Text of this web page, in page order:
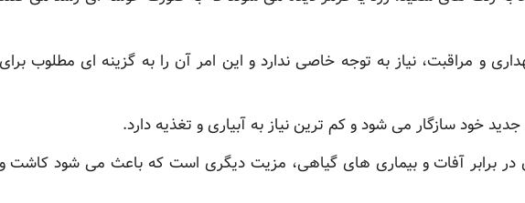
و مراقبت، نیاز به توجه خاصی ندارد و این امر آن را به گزینه ای مطلوب برای
خود سازگار می شود و کم ترین نیاز به آبیاری و تغذیه دارد.
در برابر آفات و بیماری های گیاهی، مزیت دیگری است که باعث می شود کاشت و